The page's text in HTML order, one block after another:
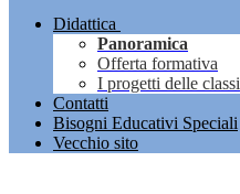
Didattica
Panoramica
Offerta formativa
I progetti delle classi
Contatti
Bisogni Educativi Speciali
Vecchio sito